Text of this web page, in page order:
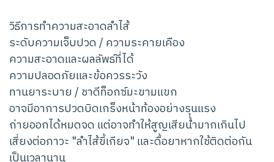
วิธีการทำความสะอาดลำไส้
ระดับความเจ็บปวด / ความระคายเคือง
ความสะอาดและผลลัพธ์ที่ได้
ความปลอดภัยและข้อควรระวัง
ทานยาระบาย / ชาดีท็อกซ์มะขามแขก
อาจมีอาการปวดบิดเกร็งหน้าท้องอย่างรุนแรง
ถ่ายออกได้หมดจด แต่อาจทำให้สูญเสียน้ำมากเกินไป
เสี่ยงต่อภาวะ "ลำไส้ขี้เกียจ" และดื้อยาหากใช้ติดต่อกัน
เป็นเวลานาน